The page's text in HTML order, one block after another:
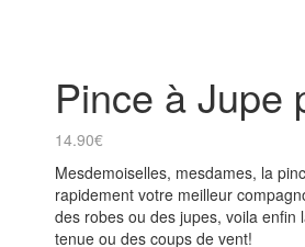
Pince à Jupe
14.90€
Mesdemoiselles, mesdames, la
rapidement votre meilleur
des robes ou des jupes, voila
tenue ou des coups de vent!